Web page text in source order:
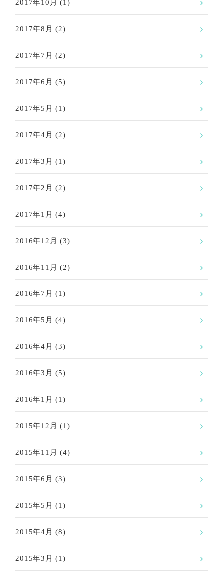
2017年10月 (1)
2017年8月 (2)
2017年7月 (2)
2017年6月 (5)
2017年5月 (1)
2017年4月 (2)
2017年3月 (1)
2017年2月 (2)
2017年1月 (4)
2016年12月 (3)
2016年11月 (2)
2016年7月 (1)
2016年5月 (4)
2016年4月 (3)
2016年3月 (5)
2016年1月 (1)
2015年12月 (1)
2015年11月 (4)
2015年6月 (3)
2015年5月 (1)
2015年4月 (8)
2015年3月 (1)